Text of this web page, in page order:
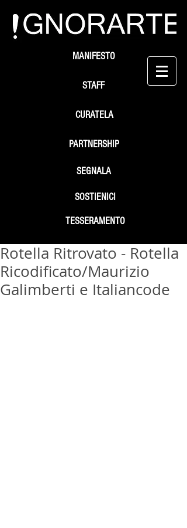
STAFF
SEGNALA
SOSTIENICI
MANIFESTO
PARTNERSHIP
TESSERAMENTO
CURATELA
Rotella Ritrovato - Rotella
Ricodificato/Maurizio
Galimberti e Italiancode